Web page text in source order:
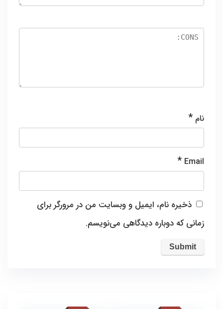
نام *
Email
*
ذخیره نام، ایمیل و وبسایت من در مرورگر برای
زمانی که دوباره دیدگاهی می‌نویسم.